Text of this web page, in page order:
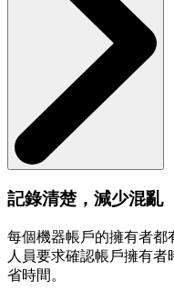
記錄清楚，減少混亂
每個機器帳戶的擁有者都
人員要求確認帳戶擁有
省時間。